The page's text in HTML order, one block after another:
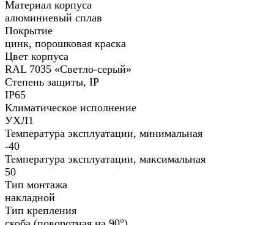
Материал корпуса
алюминиевый сплав
Покрытие
цинк, порошковая краска
Цвет корпуса
RAL 7035 «Светло-серый»
Степень защиты, IP
IP65
Климатическое исполнение
УХЛ1
Температура эксплуатации, минимальная
-40
Температура эксплуатации, максимальная
50
Тип монтажа
накладной
Тип крепления